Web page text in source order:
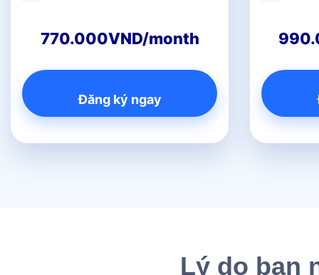
770.000VND/month
Đăng ký ngay
Lý do bạn